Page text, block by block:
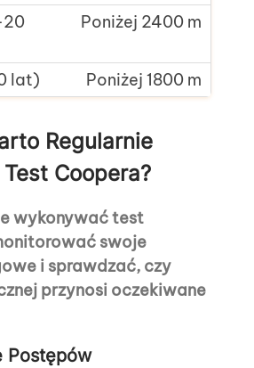
Poniżej 2400 m
Poniżej 1800 m
Regularnie
Coopera?
wykonywać test
swoje
i sprawdzać, czy
przynosi oczekiwane
Postępów